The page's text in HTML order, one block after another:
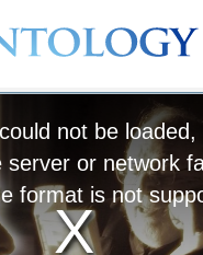
not be loaded,
server or network
format is not